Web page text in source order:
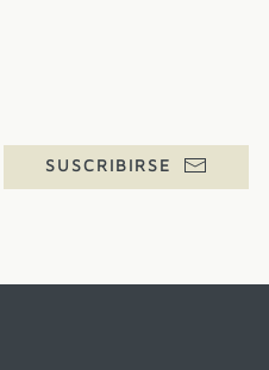
SUSCRIBIRSE